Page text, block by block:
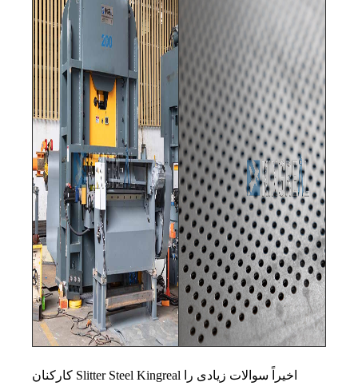
کارکنان Slitter Steel Kingreal اخیراً سوالات زیادی را